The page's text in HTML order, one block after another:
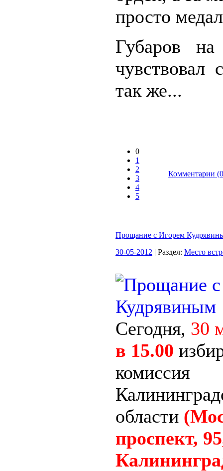
просто
Губаров на
чувствовал
так же...
0
1
2
3
4
5
Комментарии
Прощание с Игорем
30-05-2012 | Раздел: Место
Сегодня, 30
в 15.00
комиссия
области
проспект,